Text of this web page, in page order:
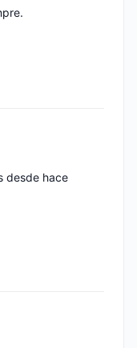
desde hace